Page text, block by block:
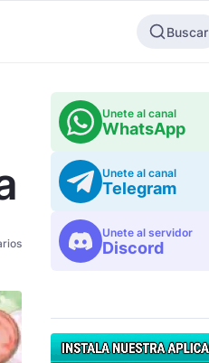
Buscar
Unete al canal
WhatsApp
Unete al canal
Telegram
Unete al servidor
Discord